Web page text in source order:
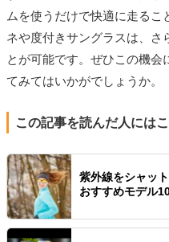
ムを使うだけで快適に走る
ネや度付きサングラスは、さ
とが可能です。ぜひこの機会
てみてはいかがでしょうか。
この記事を読んだ人には
紫外線をシャッ
おすすめモデル